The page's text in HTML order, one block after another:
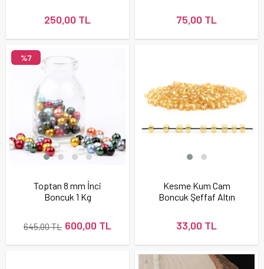
250,00 TL 75,00 TL
Toptan 8 mm İnci
Boncuk 1 Kg
600,00 TL
645,00 TL
%7
Kesme Kum Cam
Boncuk Şeffaf Altın
33,00 TL